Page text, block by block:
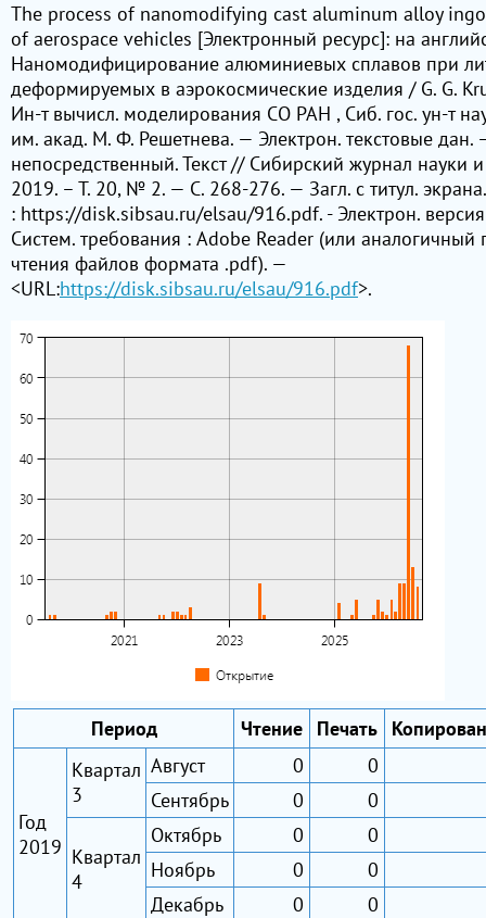
The process of nanomodifying cast aluminum alloy
of aerospace vehicles [Электронный ресурс]: на
Наномодифицирование алюминиевых сплавов при
деформируемых в аэрокосмические изделия / G. G.
Ин-т вычисл. моделирования СО РАН , Сиб. гос. ун-т
им. акад. М. Ф. Решетнева. — Электрон. текстовые дан.
непосредственный. Текст // Сибирский журнал науки
2019. – Т. 20, № 2. — C. 268-276. — Загл. с титул.
: https://disk.sibsau.ru/elsau/916.pdf. - Электрон.
Систем. требования : Adobe Reader (или аналогичный
чтения файлов формата .pdf). —
<URL:https://disk.sibsau.ru/elsau/916.pdf>.
Период Чтение Печать
Год
2019
Квартал
3
Август 0
0
Сентябрь
0 0
Квартал
4
Октябрь 0
0
Ноябрь
0
0
Декабрь
0 0